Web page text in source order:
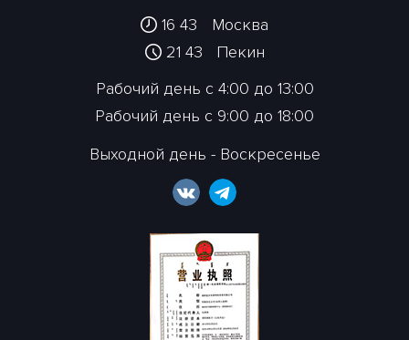
16 43
Москва
21 43
Пекин
Рабочий день с 4:00 до 13:00
Рабочий день с 9:00 до 18:00
Выходной день - Воскресенье